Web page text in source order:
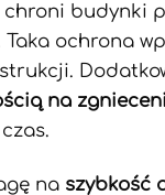
chroni budynki
ochrona
na
na szybkość